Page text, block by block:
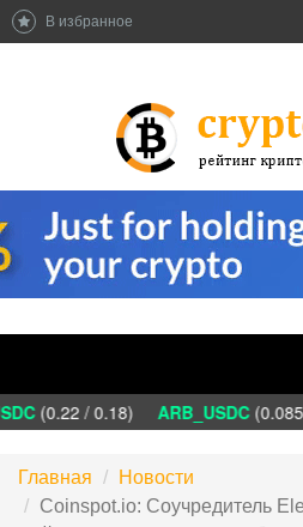
В избранное
(0.22 / 0.18) ARB_USDC
Главная
Новости
Coinspot.io: Соучредитель